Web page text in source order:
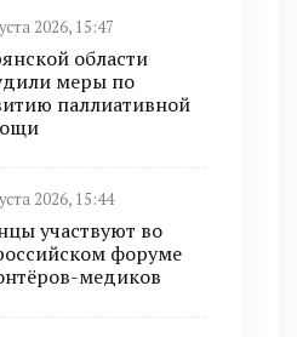
2026, 15:47
области
меры по
паллиативной
2026, 15:44
участвуют во
форуме
медиков